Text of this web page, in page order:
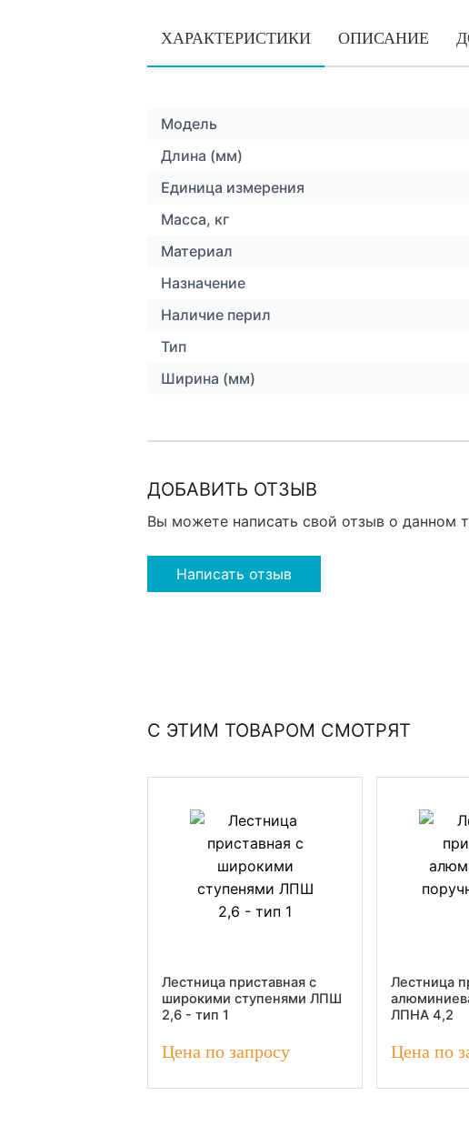
ХАРАКТЕРИСТИКИ ОПИСАНИЕ
Модель
Длина (мм)
Единица измерения
Масса, кг
Материал
Назначение
Наличие перил
Тип
Ширина (мм)
ДОБАВИТЬ ОТЗЫВ
Вы можете написать свой отзыв о данном
Написать отзыв
С ЭТИМ ТОВАРОМ СМОТРЯТ
Лестница приставная с
широкими ступенями ЛПШ
2,6 - тип 1
Цена по запросу
Лестница
ЛПНА 4,2
Цена по